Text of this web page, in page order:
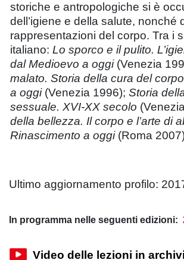
storiche e antropologiche si è
dell’igiene e della salute, nonché
rappresentazioni del corpo. Tra i
italiano: Lo sporco e il pulito.
dal Medioevo a oggi(Venezia
malato. Storia della cura del
a oggi(Venezia 1996); Storia
sessuale. XVI-XX secolo
della bellezza. Il corpo e l’arte di
Rinascimento a oggi(Roma
Ultimo aggiornamento profilo:
In programma nelle seguenti edizioni:
Video delle lezioni in